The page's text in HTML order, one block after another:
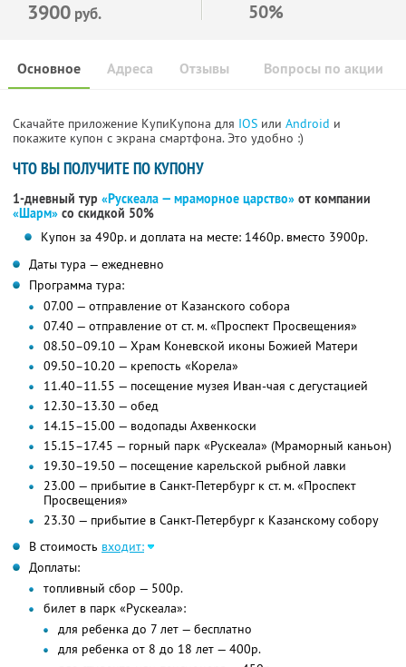
3900 руб. 50%
Основное Отзывы Вопросы по акции
Адреса
Скачайте приложение КупиКупона для IOS или Android и
покажите купон с экрана смартфона. Это удобно :)
ЧТО ВЫ ПОЛУЧИТЕ ПО КУПОНУ
1-дневный тур «Рускеала — мраморное царство» от компании
«Шарм» со скидкой 50%
Купон за 490р. и доплата на месте: 1460р. вместо 3900р.
Даты тура — ежедневно
Программа тура:
07.00 — отправление от Казанского собора
07.40 — отправление от ст. м. «Проспект Просвещения»
08.50–09.10 — Храм Коневской иконы Божией Матери
09.50–10.20 — крепость «Корела»
11.40–11.55 — посещение музея Иван-чая с дегустацией
12.30–13.30 — обед
14.15–15.00 — водопады Ахвенкоски
15.15–17.45 — горный парк «Рускеала» (Мраморный каньон)
19.30–19.50 — посещение карельской рыбной лавки
23.00 — прибытие в Санкт-Петербург к ст. м. «Проспект
Просвещения»
23.30 — прибытие в Санкт-Петербург к Казанскому собору
В стоимость входит:
Доплаты:
топливный сбор — 500р.
билет в парк «Рускеала»:
для ребенка до 7 лет — бесплатно
для ребенка от 8 до 18 лет — 400р.